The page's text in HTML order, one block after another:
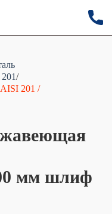
/
201 /
мм шлиф